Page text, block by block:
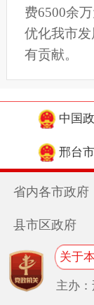
费6500余
优化我市
有贡献。
中国
邢台
省内各市政府
县市区政府
关于
主办